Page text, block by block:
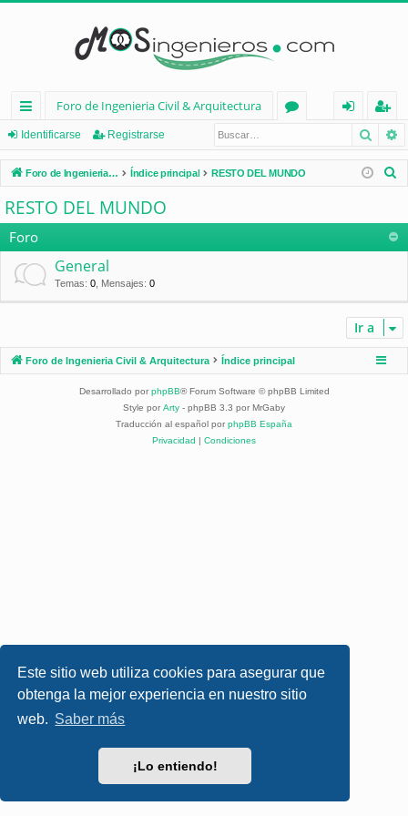
Este sitio web utiliza cookies para asegurar que
obtenga la mejor experiencia en nuestro sitio
web. Saber más
¡Lo entiendo!
nl
ac
es
rá
pi
d
os
Foro de Ingenieria Civil & Arquitectura
os
nt
ifi
eg
ist
ra
Identificarse Registrarse
Foro de Ingenieria Civil & Arquitectura Índice principal RESTO DEL MUNDO
a
RESTO DEL MUNDO
Foro
General
Temas: 0 Mensajes: 0
Ir a
Foro de Ingenieria Civil & Arquitectura Índice principal
Desarrollado por phpBB® Forum Software © phpBB Limited
Style por Arty - phpBB 3.3 por MrGaby
Traducción al español por phpBB España
Privacidad | Condiciones